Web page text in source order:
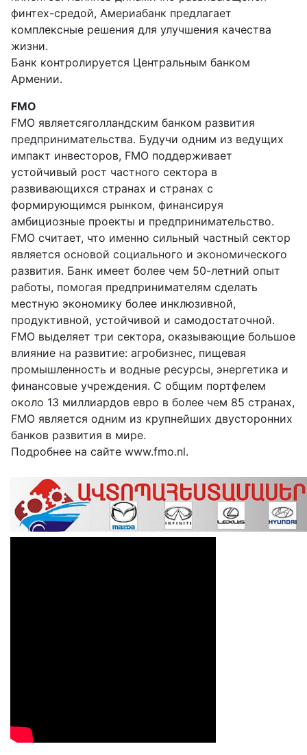
финтех-средой, Америабанк предлагает
комплексные решения для улучшения качества
жизни.
Банк контролируется Центральным банком
Армении.
FMO
FMO являетсяголландским банком развития
предпринимательства. Будучи одним из ведущих
импакт инвесторов, FMO поддерживает
устойчивый рост частного сектора в
развивающихся странах и странах с
формирующимся рынком, финансируя
амбициозные проекты и предпринимательство.
FMO считает, что именно сильный частный сектор
является основой социального и экономического
развития. Банк имеет более чем 50-летний опыт
работы, помогая предпринимателям сделать
местную экономику более инклюзивной,
продуктивной, устойчивой и самодостаточной.
FMO выделяет три сектора, оказывающие большое
влияние на развитие: агробизнес, пищевая
промышленность и водные ресурсы, энергетика и
финансовые учреждения. С общим портфелем
около 13 миллиардов евро в более чем 85 странах,
FMO является одним из крупнейших двусторонних
банков развития в мире.
Подробнее на сайте www.fmo.nl.